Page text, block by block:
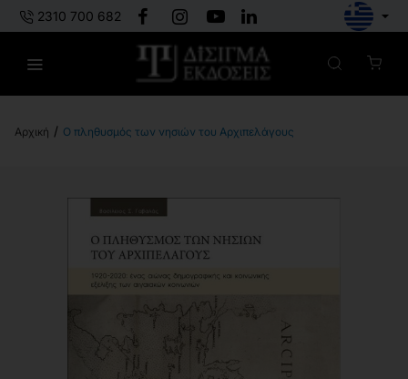
2310 700 682
Ο πληθυσμός των νησιών του Αρχιπελάγους